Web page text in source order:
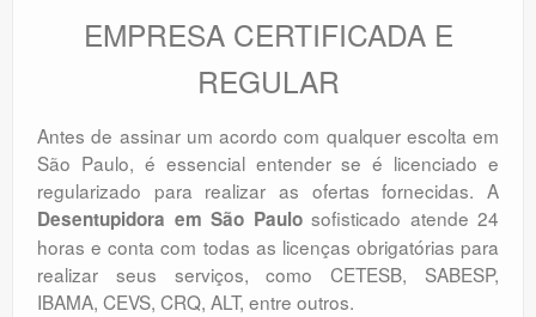
EMPRESA CERTIFICADA E
REGULAR
Antes de assinar um acordo com qualquer escolta em
São Paulo, é essencial entender se é licenciado e
regularizado para realizar as ofertas fornecidas. A
Desentupidora em São Paulosofisticado atende 24
horas e conta com todas as licenças obrigatórias para
realizar seus serviços, como CETESB, SABESP,
IBAMA, CEVS, CRQ, ALT, entre outros.